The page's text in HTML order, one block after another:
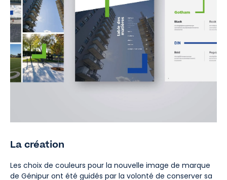
La création
Les choix de couleurs pour la nouvelle image de marque
de Génipur ont été guidés par la volonté de conserver sa